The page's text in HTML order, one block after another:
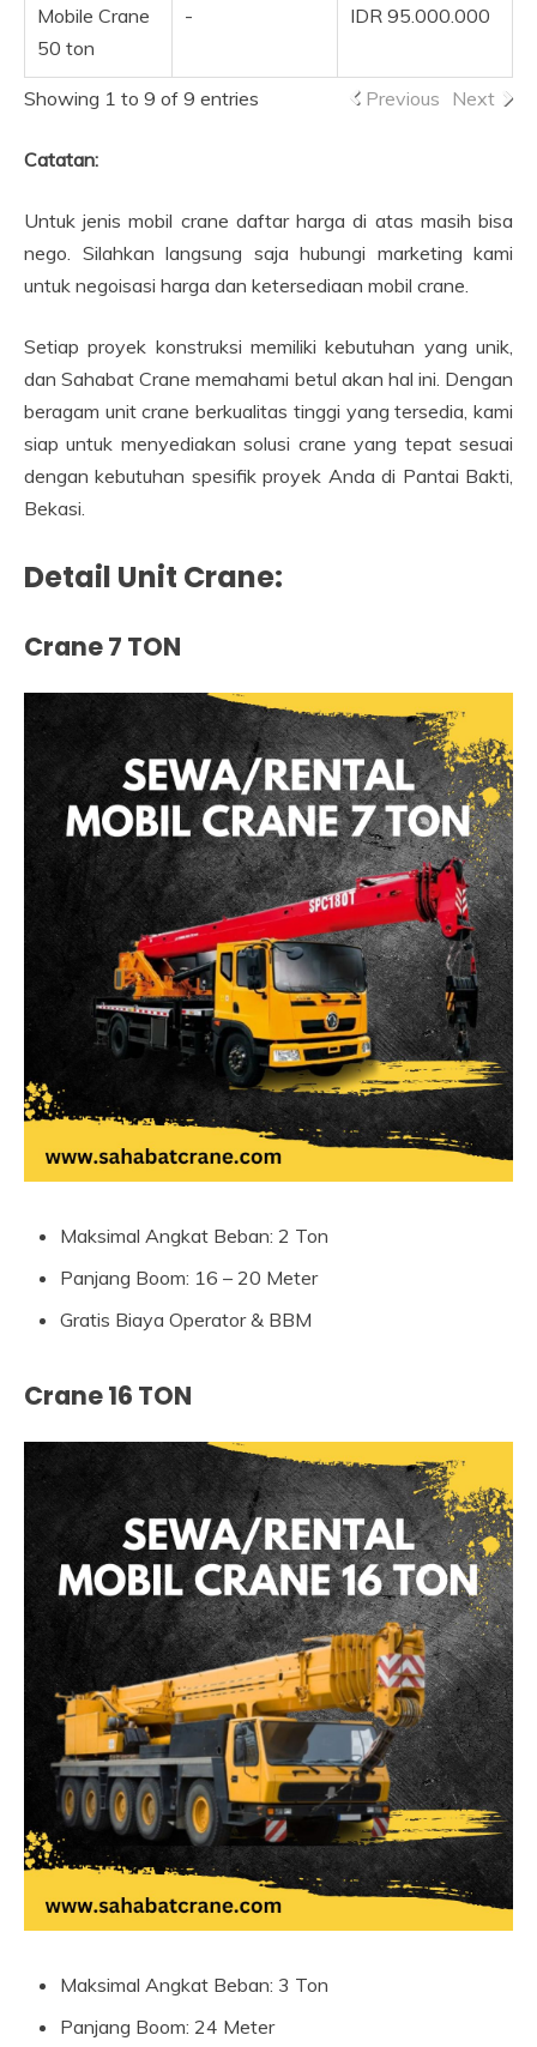
Mobile Crane
50 ton
- IDR 95.000.000
Showing 1 to 9 of 9 entries Previous Next
Catatan:
Untuk jenis mobil crane daftar harga di atas masih bisa
nego. Silahkan langsung saja hubungi marketing kami
untuk negoisasi harga dan ketersediaan mobil crane.
Setiap proyek konstruksi memiliki kebutuhan yang unik,
dan Sahabat Crane memahami betul akan hal ini. Dengan
beragam unit crane berkualitas tinggi yang tersedia, kami
siap untuk menyediakan solusi crane yang tepat sesuai
dengan kebutuhan spesifik proyek Anda di Pantai Bakti,
Bekasi.
Detail Unit Crane:
Crane 7 TON
Maksimal Angkat Beban: 2 Ton
Panjang Boom: 16 – 20 Meter
Gratis Biaya Operator & BBM
Crane 16 TON
Maksimal Angkat Beban: 3 Ton
Panjang Boom: 24 Meter